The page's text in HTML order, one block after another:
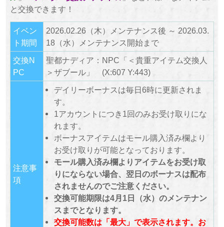
と交換できます！
イベン
ト期間
2026.02.26（木）メンテナンス後 ～ 2026.03.
18（水）メンテナンス開始まで
交換N
PC
聖都ナディア：NPC「＜貴重アイテム交換人
＞ザブール」 (X:607 Y:443)
注意事
項
デイリーボーナスは毎日6時に更新されま
す。
1アカウントにつき1回のみお受け取りにな
れます。
ボーナスアイテムはモール購入済み欄より
お受け取りが可能となっております。
モール購入済み欄よりアイテムをお受け取
りにならない場合、翌日のボーナスは配布
されませんのでご注意ください。
交換可能期限は4月1日（水）のメンテナン
スまでとなります。
交換可能数は「最大」で表示されます。お